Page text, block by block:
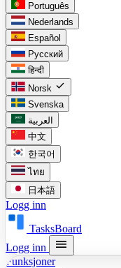
Português
Nederlands
Español
Русский
हिन्दी
Norsk check
Svenska
العربية
中文
한국어
ไทย
日本語
Logg inn
TasksBoard
Logg inn
menu
Funksjoner